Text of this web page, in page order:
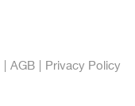
AGB Privacy Policy